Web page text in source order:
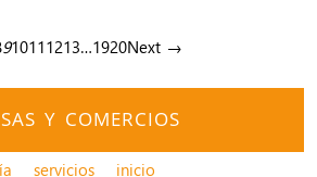
910111213…1920Next →
Y COMERCIOS
servicios inicio